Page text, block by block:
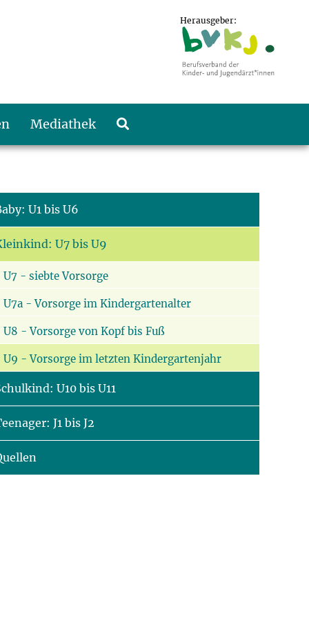
Herausgeber:
Mediathek
U1 bis U6
U7 bis U9
U7 - siebte Vorsorge
U7a - Vorsorge im Kindergartenalter
U8 - Vorsorge von Kopf bis Fuß
U9 - Vorsorge im letzten Kindergartenjahr
U10 bis U11
J1 bis J2